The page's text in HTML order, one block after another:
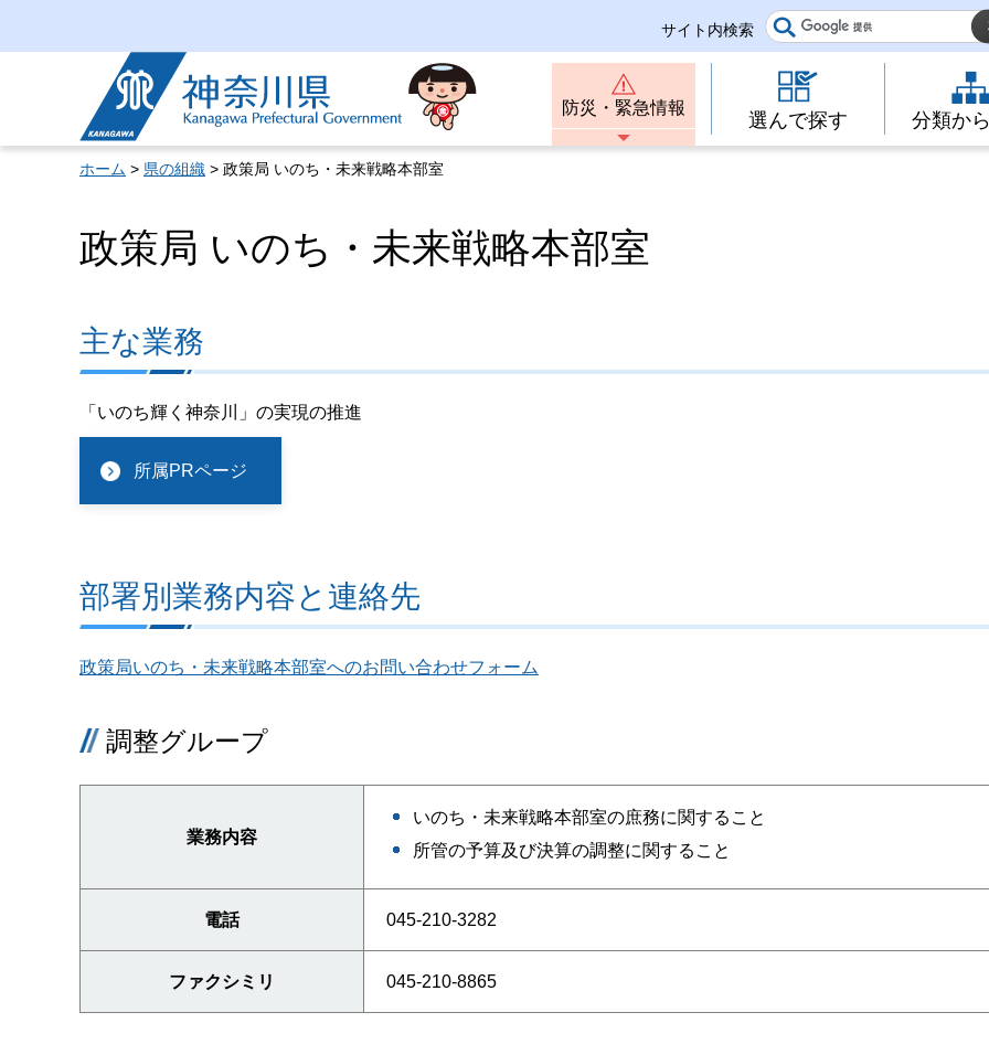
サイト内検索
神奈川県
防災・緊急情報
選んで探す 分類か
ホーム > 県の組織 > 政策局 いのち・未来戦略本部室
政策局 いのち・未来戦略本部室
主な業務
「いのち輝く神奈川」の実現の推進
所属PRページ
部署別業務内容と連絡先
政策局いのち・未来戦略本部室へのお問い合わせフォーム
調整グループ
業務内容
いのち・未来戦略本部室の庶務に関すること
所管の予算及び決算の調整に関すること
電話 045-210-3282
ファクシミリ 045-210-8865